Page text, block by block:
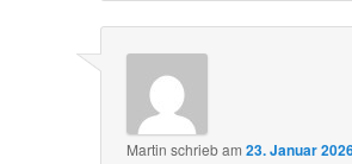
Martin schriebam23. Januar